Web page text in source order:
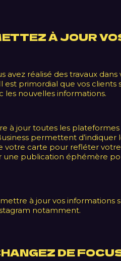
À JOUR
avez réalisé des travaux
est primordial que vos
les nouvelles informations.
à jour toutes les
permettent
carte pour refléter
publication éphémère
à jour vos informations
notamment.
DE